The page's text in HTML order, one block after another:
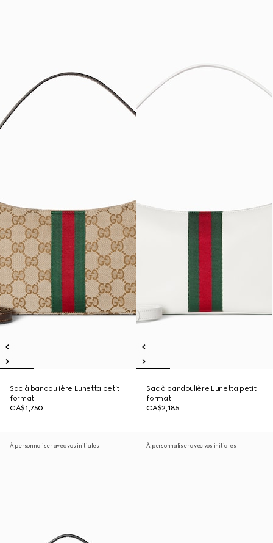
Sac à bandoulière Lunetta petit
format
CA$1,750
Sac à bandoulière Lunetta petit
format
CA$2,185
À personnaliser avec vos initiales À personnaliser avec vos initiales